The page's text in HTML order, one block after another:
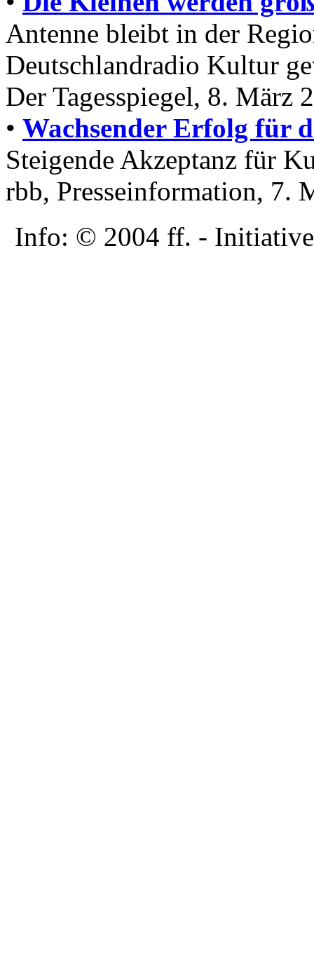
Antenne bleibt in der
Deutschlandradio Kultur
Der Tagesspiegel, 8. März
• Wachsender Erfolg für
Steigende Akzeptanz für
rbb, Presseinformation, 7.
Info: © 2004 ff. -